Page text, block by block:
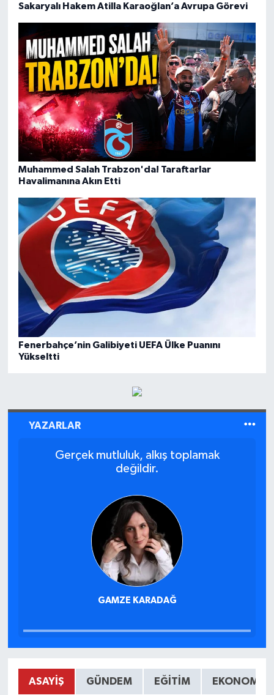
Sakaryalı Hakem Atilla Karaoğlan’a Avrupa Görevi
Muhammed Salah Trabzon'da! Taraftarlar
Havalimanına Akın Etti
Fenerbahçe’nin Galibiyeti UEFA Ülke Puanını
Yükseltti
YAZARLAR
Gerçek mutluluk, alkış toplamak
değildir.
GAMZE KARADAĞ
ASAYIŞ GÜNDEM EĞITIM EKONOMI